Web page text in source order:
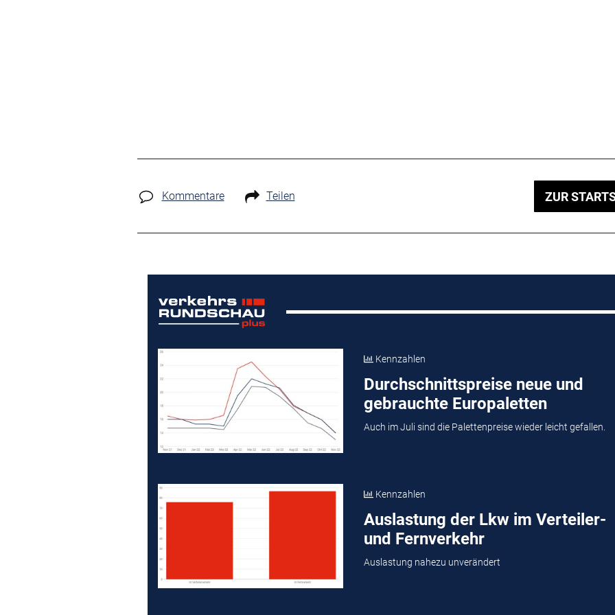
Kommentare Teilen ZUR
Kennzahlen
Durchschnittspreise neue und
gebrauchte Europaletten
Auch im Juli sind die Palettenpreise wieder leicht gefallen.
Kennzahlen
Auslastung der Lkw im Verteiler-
und Fernverkehr
Auslastung nahezu unverändert